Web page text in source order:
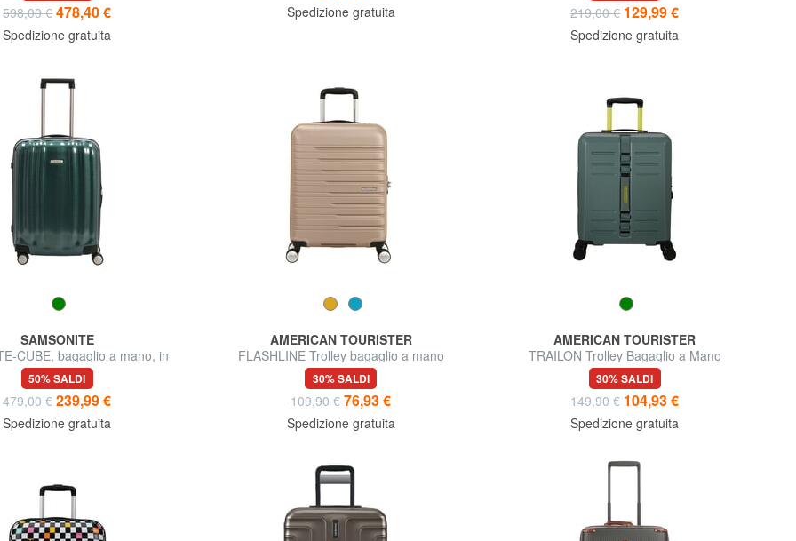
598,00 € 478,40 €
Spedizione gratuita
Spedizione gratuita 219,00 € 129,99 €
Spedizione gratuita
SAMSONITE
CUBE, bagaglio a mano, in
policarbonato CURV
50% SALDI
479,00 € 239,99 €
Spedizione gratuita
AMERICAN TOURISTER
FLASHLINE Trolley bagaglio a mano
30% SALDI
109,90 € 76,93 €
Spedizione gratuita
AMERICAN TOURISTER
TRAILON Trolley Bagaglio a Mano
30% SALDI
149,90 € 104,93 €
Spedizione gratuita